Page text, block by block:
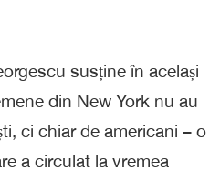
susține în același
din New York nu au
ci chiar de americani – o
a circulat la vremea